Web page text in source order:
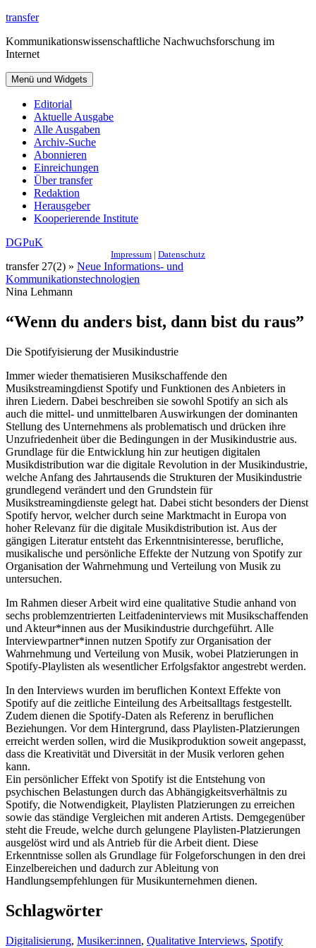
Zum
springen
transfer
Kommunikationswissenschaftliche Nachwuchsforschung im
Internet
Menü und Widgets
Editorial
Aktuelle Ausgabe
Alle Ausgaben
Archiv-Suche
Abonnieren
Einreichungen
Über transfer
Redaktion
Herausgeber
Kooperierende Institute
DGPuK
Impressum | Datenschutz
transfer 27(2) » Neue Informations- und
Kommunikationstechnologien
Nina Lehmann
“Wenn du anders bist, dann bist du raus”
Die Spotifyisierung der Musikindustrie
Immer wieder thematisieren Musikschaffende den
Musikstreamingdienst Spotify und Funktionen des Anbieters in
ihren Liedern. Dabei beschreiben sie sowohl Spotify an sich als
auch die mittel- und unmittelbaren Auswirkungen der dominanten
Stellung des Unternehmens als problematisch und drücken ihre
Unzufriedenheit über die Bedingungen in der Musikindustrie aus.
Grundlage für die Entwicklung hin zur heutigen digitalen
Musikdistribution war die digitale Revolution in der Musikindustrie,
welche Anfang des Jahrtausends die Strukturen der Musikindustrie
grundlegend verändert und den Grundstein für
Musikstreamingdienste gelegt hat. Dabei sticht besonders der Dienst
Spotify hervor, welcher durch seine Marktmacht in Europa von
hoher Relevanz für die digitale Musikdistribution ist. Aus der
gängigen Literatur entsteht das Erkenntnisinteresse, berufliche,
musikalische und persönliche Effekte der Nutzung von Spotify zur
Organisation der Wahrnehmung und Verteilung von Musik zu
untersuchen.
Im Rahmen dieser Arbeit wird eine qualitative Studie anhand von
sechs problemzentrierten Leitfadeninterviews mit Musikschaffenden
und Akteur*innen aus der Musikindustrie durchgeführt. Alle
Interviewpartner*innen nutzen Spotify zur Organisation der
Wahrnehmung und Verteilung von Musik, wobei Platzierungen in
Spotify-Playlisten als wesentlicher Erfolgsfaktor angestrebt werden.
In den Interviews wurden im beruflichen Kontext Effekte von
Spotify auf die zeitliche Einteilung des Arbeitsalltags festgestellt.
Zudem dienen die Spotify-Daten als Referenz in beruflichen
Beziehungen. Vor dem Hintergrund, dass Playlisten-Platzierungen
erreicht werden sollen, wird die Musikproduktion soweit angepasst,
dass die Kreativität und Diversität in der Musik verloren gehen
kann.
Ein persönlicher Effekt von Spotify ist die Entstehung von
psychischen Belastungen durch das Abhängigkeitsverhältnis zu
Spotify, die Notwendigkeit, Playlisten Platzierungen zu erreichen
sowie das ständige Vergleichen mit anderen Artists. Demgegenüber
steht die Freude, welche durch gelungene Playlisten-Platzierungen
ausgelöst wird und als Antrieb für die Arbeit dient. Diese
Erkenntnisse sollen als Grundlage für Folgeforschungen in den drei
Einzelbereichen und dadurch zur Ableitung von
Handlungsempfehlungen für Musikunternehmen dienen.
Schlagwörter
Digitalisierung, Musiker:innen, Qualitative Interviews, Spotify